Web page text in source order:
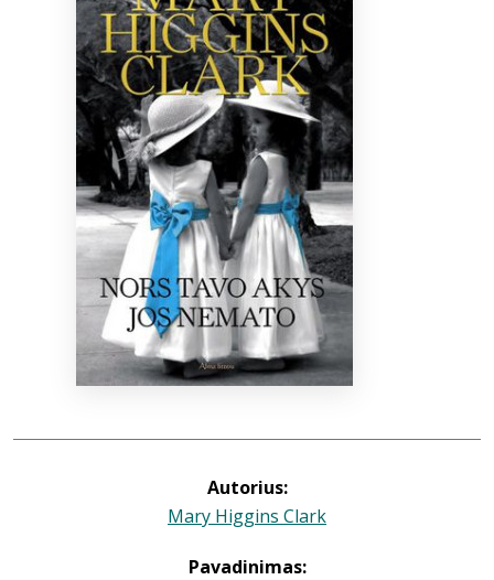
Bibliotekoms
+370 667 80 541
info@elvislab.lt
Autorius:
Mary Higgins Clark
Pavadinimas: